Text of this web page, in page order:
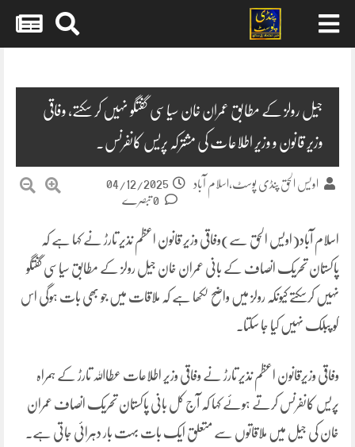
جیل رولز کے مطابق عمران خان سیاسی گفتگو نہیں کر سکتے، وفاقی
وزیر قانون و وزیر اطلاعات کی مشترکہ پریس کانفرنس۔
اویس الحق پنڈی پوسٹ،اسلام آباد
04/12/2025
اسلام آباد(اویس الحق سے)وفاقی وزیر قانون اعظم نذیر تارڑ نے کہا ہے کہ
پاکستان تحریک انصاف کے بانی عمران خان جیل رولز کے مطابق سیاسی گفتگو
نہیں کرسکتے کیونکہ رولز میں واضح لکھا ہے کہ ملاقات میں جو بھی بات ہوگی اس
کو پبلک نہیں کیا جا سکتا۔
وفاقی وزیرقانون اعظم نذیر تارڑ نے وفاقی وزیر اطلاعات عطااللہ تارڑ کے ہمراہ
پریس کانفرنس کرتے ہوئے کہا کہ آج کل بانی پاکستان تحریک انصاف عمران
خان کی جیل میں ملاقاتوں سے متعلق ایک بات بہت بار دہرائی جاتی ہے۔